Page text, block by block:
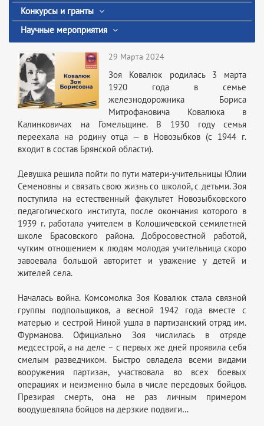
Конкурсы и гранты
Научные мероприятия
29 Марта 2024
Зоя Ковалюк родилась 3 марта
1920 года в семье
железнодорожника Бориса
Митрофановича Ковалюка в
Калинковичах на Гомельщине. В 1930 году семья
переехала на родину отца — в Новозыбков (с 1944 г.
входит в состав Брянской области).
Девушка решила пойти по пути матери-учительницы Юлии
Семеновны и связать свою жизнь со школой, с детьми. Зоя
поступила на естественный факультет Новозыбковского
педагогического института, после окончания которого в
1939 г. работала учителем в Колошичевской семилетней
школе Брасовского района. Добросовестной работой,
чутким отношением к людям молодая учительница скоро
завоевала большой авторитет и уважение у детей и
жителей села.
Началась война. Комсомолка Зоя Ковалюк стала связной
группы подпольщиков, а весной 1942 года вместе с
матерью и сестрой Ниной ушла в партизанский отряд им.
Фурманова. Официально Зоя числилась в отряде
медсестрой, а на деле – с первых же дней проявила себя
смелым разведчиком. Быстро овладела всеми видами
вооружения партизан, участвовала во всех боевых
операциях и неизменно была в числе передовых бойцов.
Презирая смерть, она не раз личным примером
воодушевляла бойцов на дерзкие подвиги…